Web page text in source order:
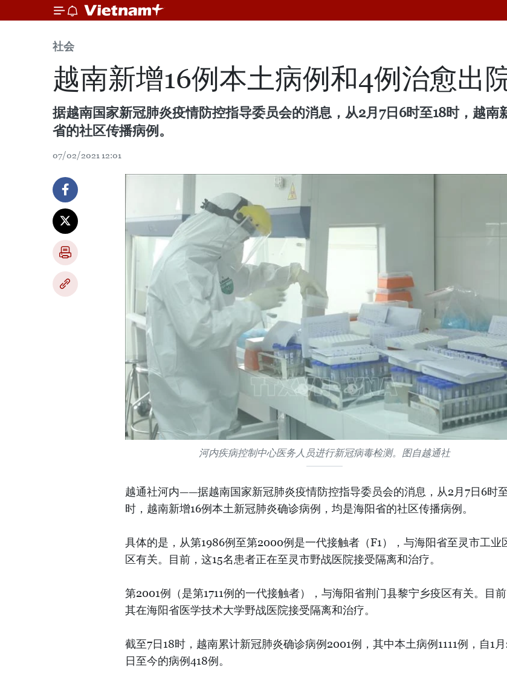
社会
越南新增16例本土病例和4例治愈出
据越南国家新冠肺炎疫情防控指导委员会的消息，从2月7日6时至18时，越南
省的社区传播病例。
07/02/2021 12:01
河内疾病控制中心医务人员进行新冠病毒检测。图自越通社
越通社河内——据越南国家新冠肺炎疫情防控指导委员会的消息，从2月7日6时
时，越南新增16例本土新冠肺炎确诊病例，均是海阳省的社区传播病例。
具体的是，从第1986例至第2000例是一代接触者（F1），与海阳省至灵市工业
区有关。目前，这15名患者正在至灵市野战医院接受隔离和治疗。
第2001例（是第1711例的一代接触者），与海阳省荆门县黎宁乡疫区有关。目前
其在海阳省医学技术大学野战医院接受隔离和治疗。
截至7日18时，越南累计新冠肺炎确诊病例2001例，其中本土病例1111例，自1
日至今的病例418例。